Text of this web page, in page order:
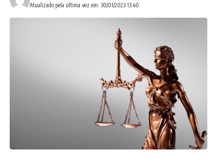
Atualizado pela última vez em: 30/01/2023 13:40